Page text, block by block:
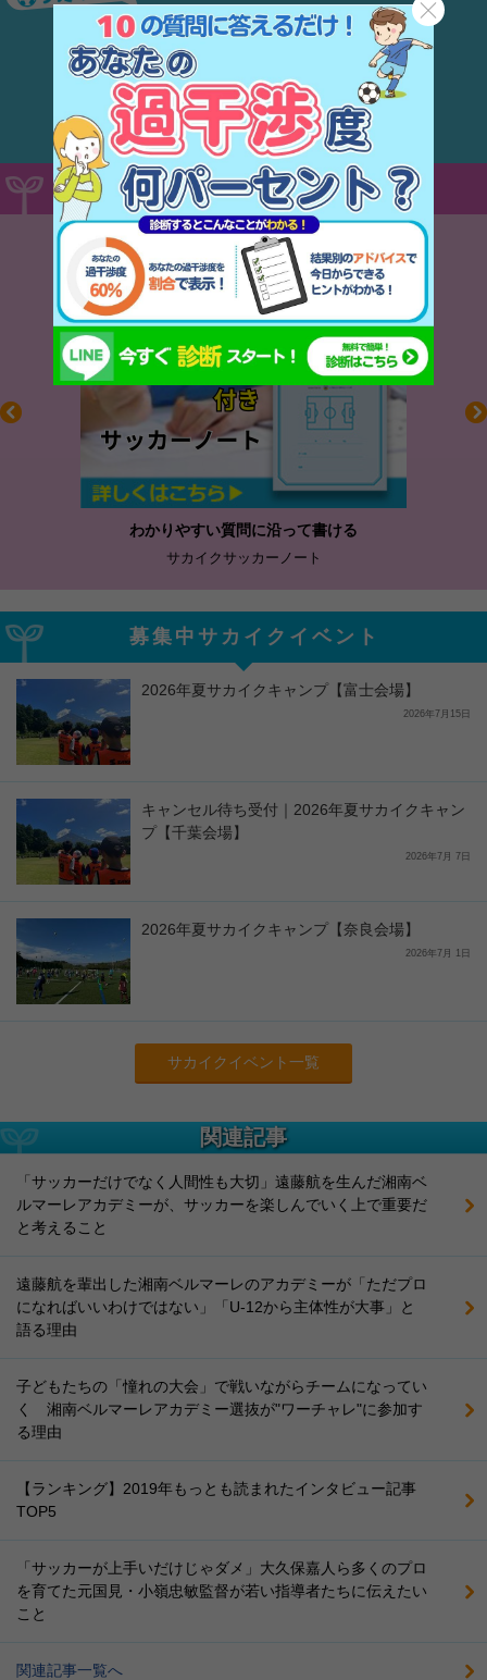
ここだけの特別な商品がある
サッカーセレクトショップ！
はこちら
いま売れてる！オススメ商品
わかりやすい質問に沿って書ける
サカイクサッカーノート
募集中サカイクイベント
2026年夏サカイクキャンプ【富士会場】
2026年7月15日
キャンセル待ち受付｜2026年夏サカイクキャン
プ【千葉会場】
2026年7月 7日
2026年夏サカイクキャンプ【奈良会場】
2026年7月 1日
サカイクイベント一覧
関連記事
「サッカーだけでなく人間性も大切」遠藤航を生んだ湘南ベ
ルマーレアカデミーが、サッカーを楽しんでいく上で重要だ
と考えること
遠藤航を輩出した湘南ベルマーレのアカデミーが「ただプロ
になればいいわけではない」「U-12から主体性が大事」と
語る理由
子どもたちの「憧れの大会」で戦いながらチームになってい
く 湘南ベルマーレアカデミー選抜が"ワーチャレ"に参加す
る理由
【ランキング】2019年もっとも読まれたインタビュー記事
TOP5
「サッカーが上手いだけじゃダメ」大久保嘉人ら多くのプロ
を育てた元国見・小嶺忠敏監督が若い指導者たちに伝えたい
こと
関連記事一覧へ